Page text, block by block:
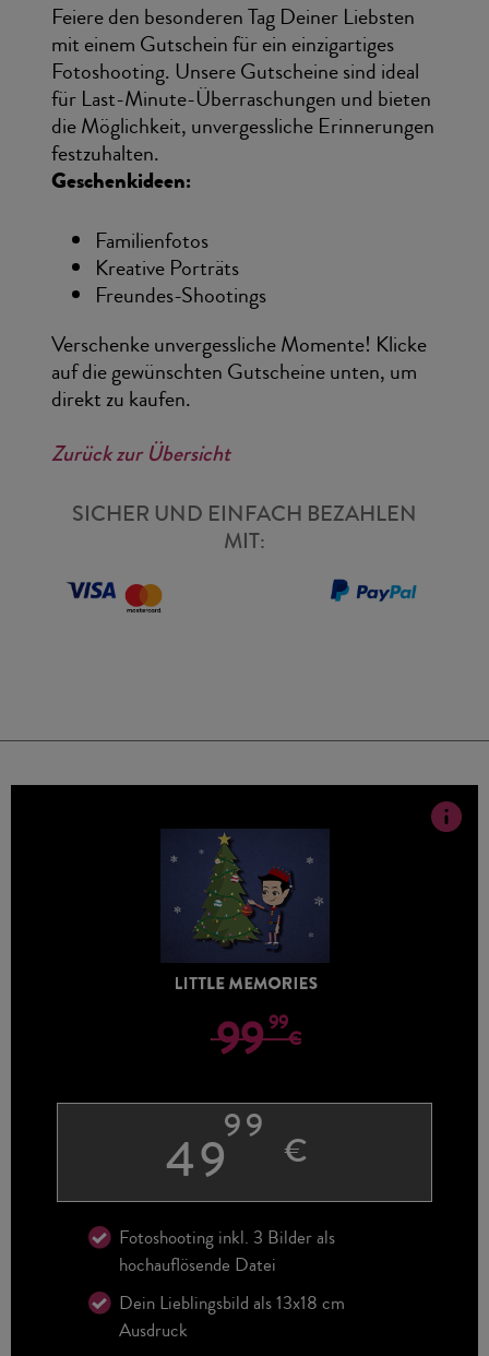
Feiere den besonderen Tag Deiner Liebsten
mit einem Gutschein für ein einzigartiges
Fotoshooting. Unsere Gutscheine sind ideal
für Last-Minute-Überraschungen und bieten
die Möglichkeit, unvergessliche Erinnerungen
festzuhalten.
Geschenkideen:
Familienfotos
Kreative Porträts
Freundes-Shootings
Verschenke unvergessliche Momente! Klicke
auf die gewünschten Gutscheine unten, um
direkt zu kaufen.
Zurück zur Übersicht
SICHER UND EINFACH BEZAHLEN
MIT:
9999
€
4999
€
Fotoshooting inkl. 3 Bilder als
hochauflösende Datei
Dein Lieblingsbild als 13x18 cm
Ausdruck